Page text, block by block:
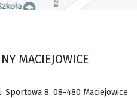
MACIEJOWICE
Sportowa 8, 08-480 Maciejowice